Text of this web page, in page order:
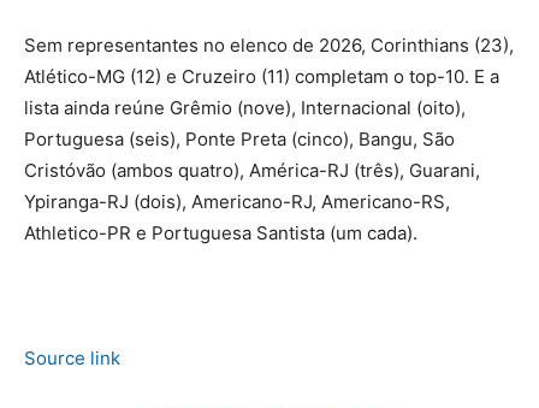
Sem representantes no elenco de 2026, Corinthians (23),
Atlético-MG (12) e Cruzeiro (11) completam o top-10. E a
lista ainda reúne Grêmio (nove), Internacional (oito),
Portuguesa (seis), Ponte Preta (cinco), Bangu, São
Cristóvão (ambos quatro), América-RJ (três), Guarani,
Ypiranga-RJ (dois), Americano-RJ, Americano-RS,
Athletico-PR e Portuguesa Santista (um cada).
Source link